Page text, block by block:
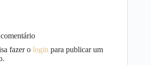
fazer o login para publicar um